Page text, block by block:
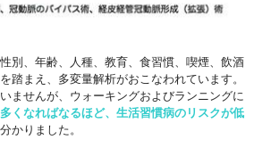
別、年齢、人種、教育、食習慣、喫煙、飲酒
踏まえ、多変量解析がおこなわれています。
ませんが、ウォーキングおよびランニングに
多くなればなるほど、生活習慣病のリスクが低
かりました。